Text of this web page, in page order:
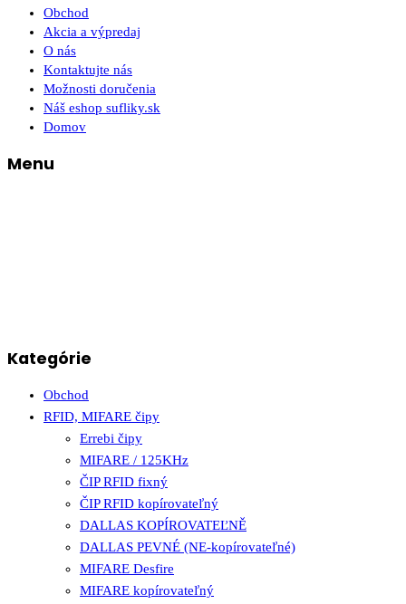
Obchod
Akcia a výpredaj
O nás
Kontaktujte nás
Možnosti doručenia
Náš eshop sufliky.sk
Domov
Menu
Kategórie
Obchod
RFID, MIFARE čipy
Errebi čipy
MIFARE / 125KHz
ČIP RFID fixný
ČIP RFID kopírovateľný
DALLAS KOPÍROVATEĽNĚ
DALLAS PEVNÉ (NE-kopírovateľné)
MIFARE Desfire
MIFARE kopírovateľný